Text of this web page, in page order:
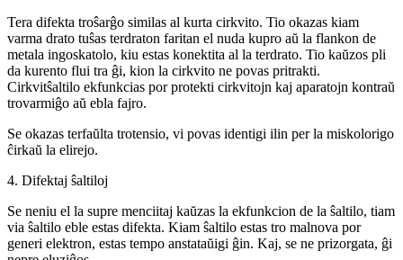
Tera difekta troŝarĝo similas al kurta cirkvito. Tio okazas kiam
varma drato tuŝas terdraton faritan el nuda kupro aŭ la flankon de
metala ingoskatolo, kiu estas konektita al la terdrato. Tio kaŭzos pli
da kurento flui tra ĝi, kion la cirkvito ne povas pritrakti.
Cirkvitŝaltilo ekfunkcias por protekti cirkvitojn kaj aparatojn kontraŭ
trovarmiĝo aŭ ebla fajro.
Se okazas terfaŭlta trotensio, vi povas identigi ilin per la miskolorigo
ĉirkaŭ la elirejo.
4. Difektaj ŝaltiloj
Se neniu el la supre menciitaj kaŭzas la ekfunkcion de la ŝaltilo, tiam
via ŝaltilo eble estas difekta. Kiam ŝaltilo estas tro malnova por
generi elektron, estas tempo anstataŭigi ĝin. Kaj, se ne prizorgata, ĝi